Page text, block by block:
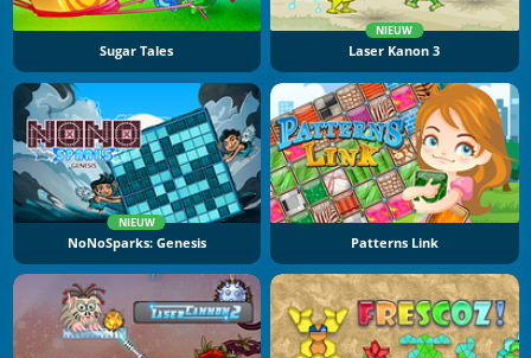
Sugar Tales
NIEUW
Laser Kanon 3
NIEUW
NoNoSparks: Genesis Patterns Link